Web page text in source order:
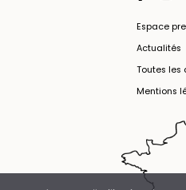
Espace
Actualités
Toutes les
Mentions